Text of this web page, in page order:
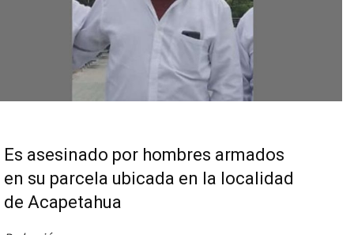
Es asesinado por hombres armados
en su parcela ubicada en la localidad
de Acapetahua